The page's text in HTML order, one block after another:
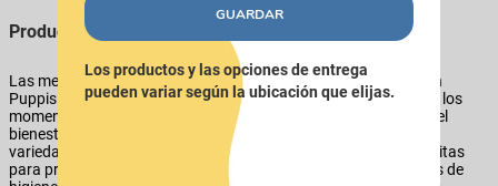
Productos que podés comprarle a tu perro
Las mejores marcas de productos para perros las encontras en
Puppis. Tenemos todo para acompañar a tu mascota en todos los
momentos y etapas de su vida. Sabemos lo importante que es el
bienestar de tu mejor amigo, por eso contamos con una amplia
variedad de productos, como alimentos secos, húmedos, galletitas
para premiarlo, juguetes para una máxima diversión, productos de
GUARDAR
Los productos y las opciones de entrega
pueden variar según la ubicación que elijas.